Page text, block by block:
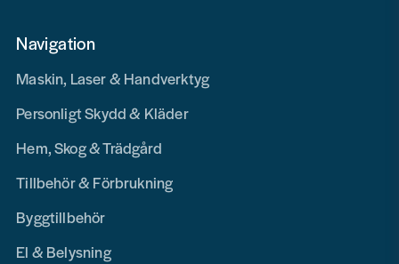
Navigation
Maskin, Laser & Handverktyg
Personligt Skydd & Kläder
Hem, Skog & Trädgård
Tillbehör & Förbrukning
Byggtillbehör
El & Belysning